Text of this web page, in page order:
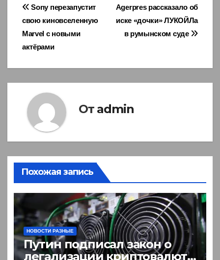
Навигация
по
записям
Agerpres рассказало об
иске «дочки» ЛУКОЙЛа
в румынском суде
Sony перезапустит
свою киновселенную
Marvel с новыми
актёрами
От admin
Похожая запись
НОВОСТИ РАЗНЫЕ
Путин подписал закон о
легализации криптовалют